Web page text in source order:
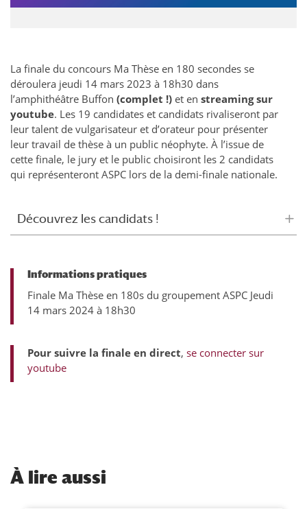
La finale du concours Ma Thèse en 180 secondes se
déroulera jeudi 14 mars 2023 à 18h30 dans
l’amphithéâtre Buffon (complet !) et en streaming sur
youtube. Les 19 candidates et candidats rivaliseront par
leur talent de vulgarisateur et d’orateur pour présenter
leur travail de thèse à un public néophyte. À l’issue de
cette finale, le jury et le public choisiront les 2 candidats
qui représenteront ASPC lors de la demi-finale nationale.
Découvrez les candidats !
Informations pratiques
Finale Ma Thèse en 180s du groupement ASPC Jeudi
14 mars 2024 à 18h30
Pour suivre la finale en direct, se connecter sur
youtube
À lire aussi